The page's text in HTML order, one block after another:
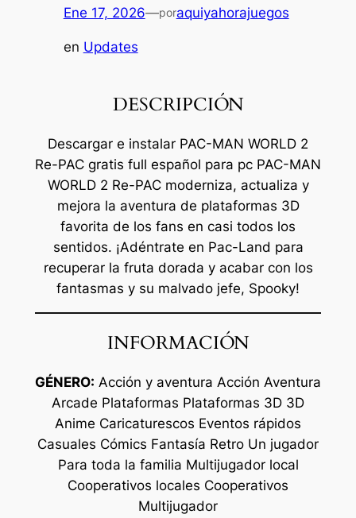
Ene 17, 2026—poraquiyahorajuegos
en Updates
DESCRIPCIÓN
Descargar e instalar PAC-MAN WORLD 2
Re-PAC gratis full español para pc PAC-MAN
WORLD 2 Re-PAC moderniza, actualiza y
mejora la aventura de plataformas 3D
favorita de los fans en casi todos los
sentidos. ¡Adéntrate en Pac-Land para
recuperar la fruta dorada y acabar con los
fantasmas y su malvado jefe, Spooky!
INFORMACIÓN
GÉNERO: Acción y aventura Acción Aventura
Arcade Plataformas Plataformas 3D 3D
Anime Caricaturescos Eventos rápidos
Casuales Cómics Fantasía Retro Un jugador
Para toda la familia Multijugador local
Cooperativos locales Cooperativos
Multijugador